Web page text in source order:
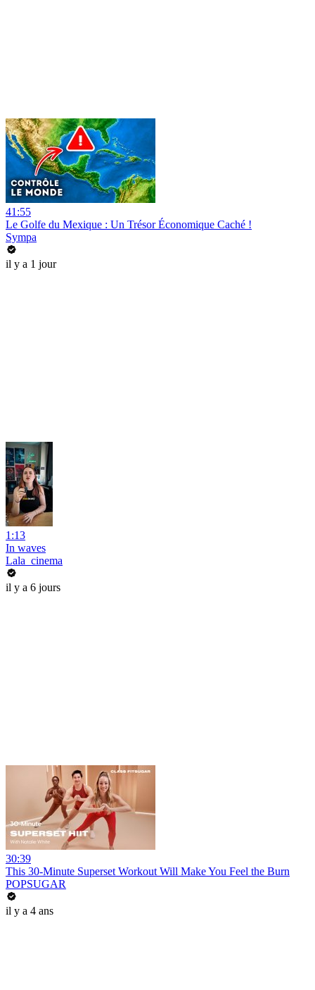
41:55
Le Golfe du Mexique : Un Trésor Économique Caché !
Sympa
il y a 1 jour
1:13
In waves
Lala_cinema
il y a 6 jours
30:39
This 30-Minute Superset Workout Will Make You Feel the Burn
POPSUGAR
il y a 4 ans